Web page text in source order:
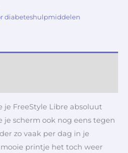
diabeteshulpmiddelen
je FreeStyle Libre absoluut
je scherm ook nog eens tegen
zo vaak per dag in je
printje het toch weer